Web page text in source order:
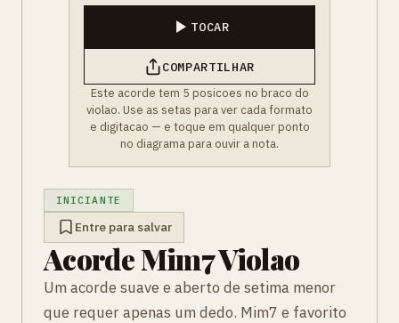
TOCAR
COMPARTILHAR
Este acorde tem 5 posicoes no braco do
violao. Use as setas para ver cada formato
e digitacao — e toque em qualquer ponto
no diagrama para ouvir a nota.
INICIANTE
Entre para salvar
Acorde Mim7 Violao
Um acorde suave e aberto de setima menor
que requer apenas um dedo. Mim7 e favorito